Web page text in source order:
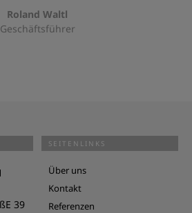
Roland Waltl
Geschäftsführer
39
SEITENLINKS
Über uns
Kontakt
Referenzen